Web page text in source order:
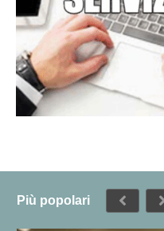
Più popolari